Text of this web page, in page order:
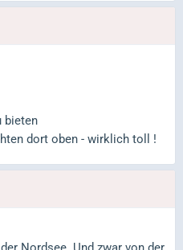
bieten
dort oben - wirklich toll !